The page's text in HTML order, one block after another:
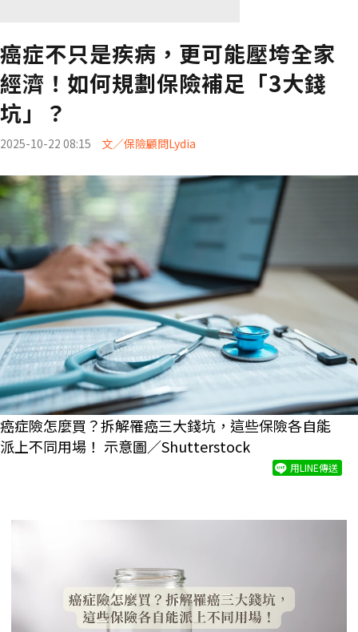
癌症不只是疾病，更可能壓垮全家
經濟！如何規劃保險補足「3大錢
坑」？
2025-10-22 08:15 文／保險顧問Lydia
癌症險怎麼買？拆解罹癌三大錢坑，這些保險各自能
派上不同用場！ 示意圖／Shutterstock
用LINE傳送